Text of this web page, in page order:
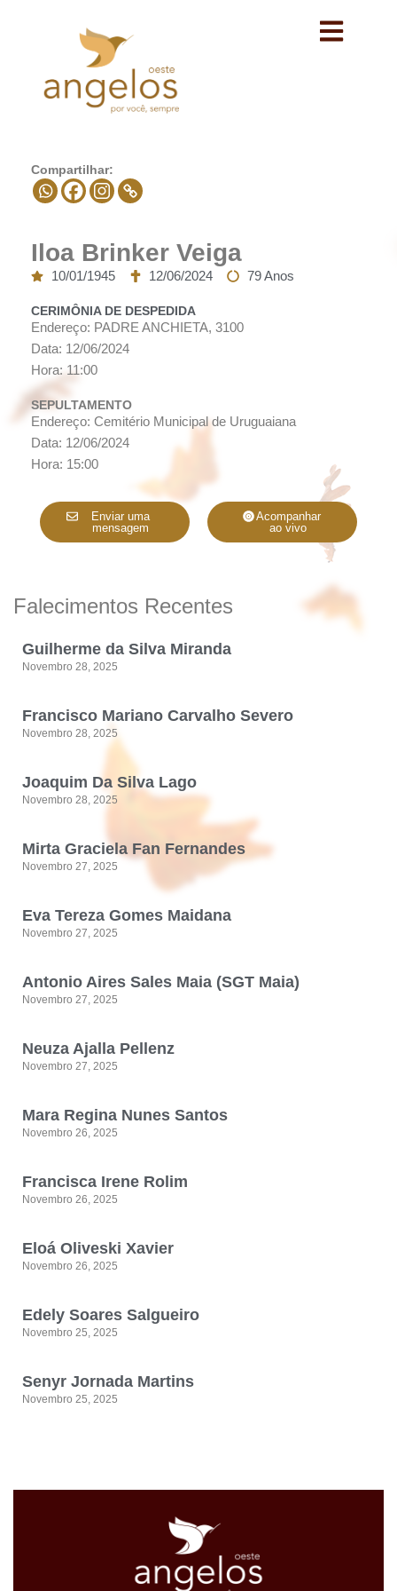
Compartilhar:
Iloa Brinker Veiga
10/01/1945 12/06/2024 79 Anos
CERIMÔNIA DE DESPEDIDA
Endereço: PADRE ANCHIETA, 3100
Data: 12/06/2024
Hora: 11:00
SEPULTAMENTO
Endereço: Cemitério Municipal de Uruguaiana
Data: 12/06/2024
Hora: 15:00
Enviar uma
mensagem
Acompanhar
ao vivo
Falecimentos Recentes
Guilherme da Silva Miranda
Novembro 28, 2025
Francisco Mariano Carvalho Severo
Novembro 28, 2025
Joaquim Da Silva Lago
Novembro 28, 2025
Mirta Graciela Fan Fernandes
Novembro 27, 2025
Eva Tereza Gomes Maidana
Novembro 27, 2025
Antonio Aires Sales Maia (SGT Maia)
Novembro 27, 2025
Neuza Ajalla Pellenz
Novembro 27, 2025
Mara Regina Nunes Santos
Novembro 26, 2025
Francisca Irene Rolim
Novembro 26, 2025
Eloá Oliveski Xavier
Novembro 26, 2025
Edely Soares Salgueiro
Novembro 25, 2025
Senyr Jornada Martins
Novembro 25, 2025